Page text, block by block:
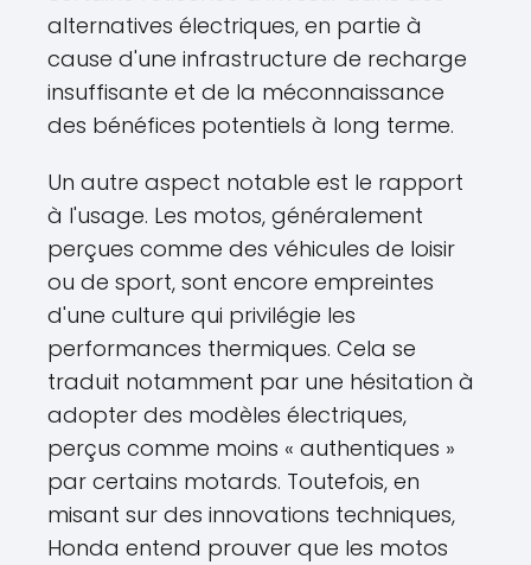
alternatives électriques, en partie à
cause d'une infrastructure de recharge
insuffisante et de la méconnaissance
des bénéfices potentiels à long terme.
Un autre aspect notable est le rapport
à l'usage. Les motos, généralement
perçues comme des véhicules de loisir
ou de sport, sont encore empreintes
d'une culture qui privilégie les
performances thermiques. Cela se
traduit notamment par une hésitation à
adopter des modèles électriques,
perçus comme moins « authentiques »
par certains motards. Toutefois, en
misant sur des innovations techniques,
Honda entend prouver que les motos